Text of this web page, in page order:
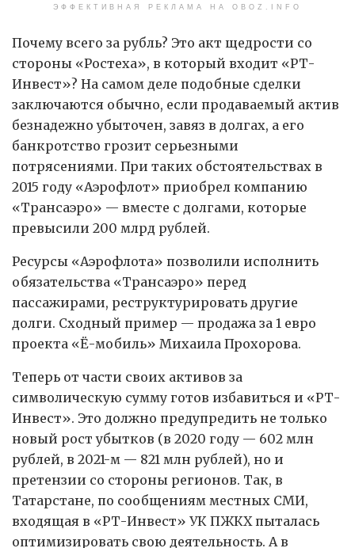
ЭФФЕКТИВНАЯ РЕКЛАМА НА OBOZ.INFO
Почему всего за рубль? Это акт щедрости со
стороны «Ростеха», в который входит «РТ-
Инвест»? На самом деле подобные сделки
заключаются обычно, если продаваемый актив
безнадежно убыточен, завяз в долгах, а его
банкротство грозит серьезными
потрясениями. При таких обстоятельствах в
2015 году «Аэрофлот» приобрел компанию
«Трансаэро» — вместе с долгами, которые
превысили 200 млрд рублей.
Ресурсы «Аэрофлота» позволили исполнить
обязательства «Трансаэро» перед
пассажирами, реструктурировать другие
долги. Сходный пример — продажа за 1 евро
проекта «Ё-мобиль» Михаила Прохорова.
Теперь от части своих активов за
символическую сумму готов избавиться и «РТ-
Инвест». Это должно предупредить не только
новый рост убытков (в 2020 году — 602 млн
рублей, в 2021-м — 821 млн рублей), но и
претензии со стороны регионов. Так, в
Татарстане, по сообщениям местных СМИ,
входящая в «РТ-Инвест» УК ПЖКХ пыталась
оптимизировать свою деятельность. А в